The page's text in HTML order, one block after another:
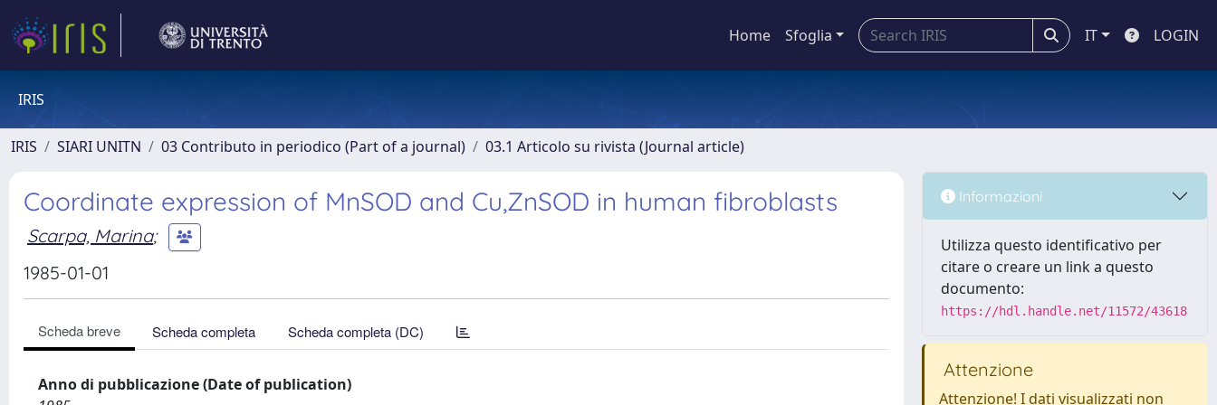
Home Sfoglia IT LOGIN
IRIS
IRIS SIARI UNITN 03 Contributo in periodico (Part of a journal) 03.1 Articolo su rivista (Journal article)
Coordinate expression of MnSOD and Cu,ZnSOD in human fibroblasts
Scarpa, Marina;
1985-01-01
Scheda breve Scheda completa Scheda completa (DC)
Anno di pubblicazione (Date of publication)
Informazioni
Utilizza questo identificativo per
citare o creare un link a questo
documento:
https://hdl.handle.net/11572/43618
Attenzione
Attenzione! I dati visualizzati non